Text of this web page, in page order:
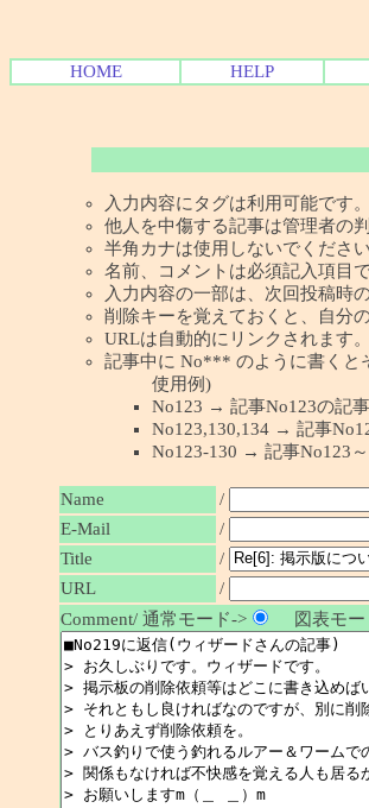
HOME HELP
入力内容にタグは利用可能です。
他人を中傷する記事は管理者の
半角カナは使用しないでくださ
名前、コメントは必須記入項目
入力内容の一部は、次回投稿時
削除キーを覚えておくと、自分
URLは自動的にリンクされます。
記事中に No*** のように書くと
使用例)
No123 → 記事No123の記
No123,130,134 → 記事
No123-130 → 記事No123
Name
/
E-Mail
/
Title
/
URL
/
Comment/ 通常モード->
図表モー